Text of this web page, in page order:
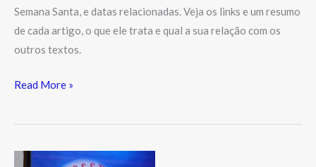
Semana Santa, e datas relacionadas. Veja os links e um resumo
de cada artigo, o que ele trata e qual a sua relação com os
outros textos.
Read More »
Planetário